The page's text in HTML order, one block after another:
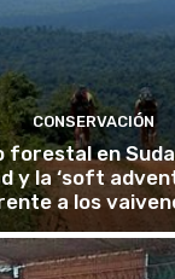
CONSERVACIÓN
forestal en
y la ‘soft
a los